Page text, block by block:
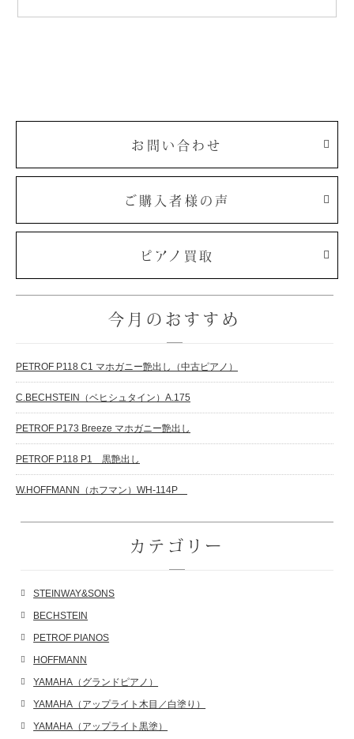
お問い合わせ
ご購入者様の声
ピアノ買取
今月のおすすめ
PETROF P118 C1 マホガニー艶出し（中古ピアノ）
C.BECHSTEIN（ベヒシュタイン）A.175
PETROF P173 Breeze マホガニー艶出し
PETROF P118 P1 黒艶出し
W.HOFFMANN（ホフマン）WH-114P
カテゴリー
STEINWAY&SONS
BECHSTEIN
PETROF PIANOS
HOFFMANN
YAMAHA（グランドピアノ）
YAMAHA（アップライト木目／白塗り）
YAMAHA（アップライト黒塗）